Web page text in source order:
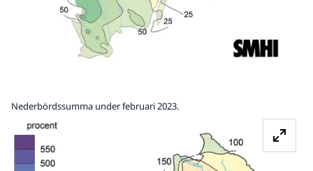
Nederbördssumma under februari 2023.